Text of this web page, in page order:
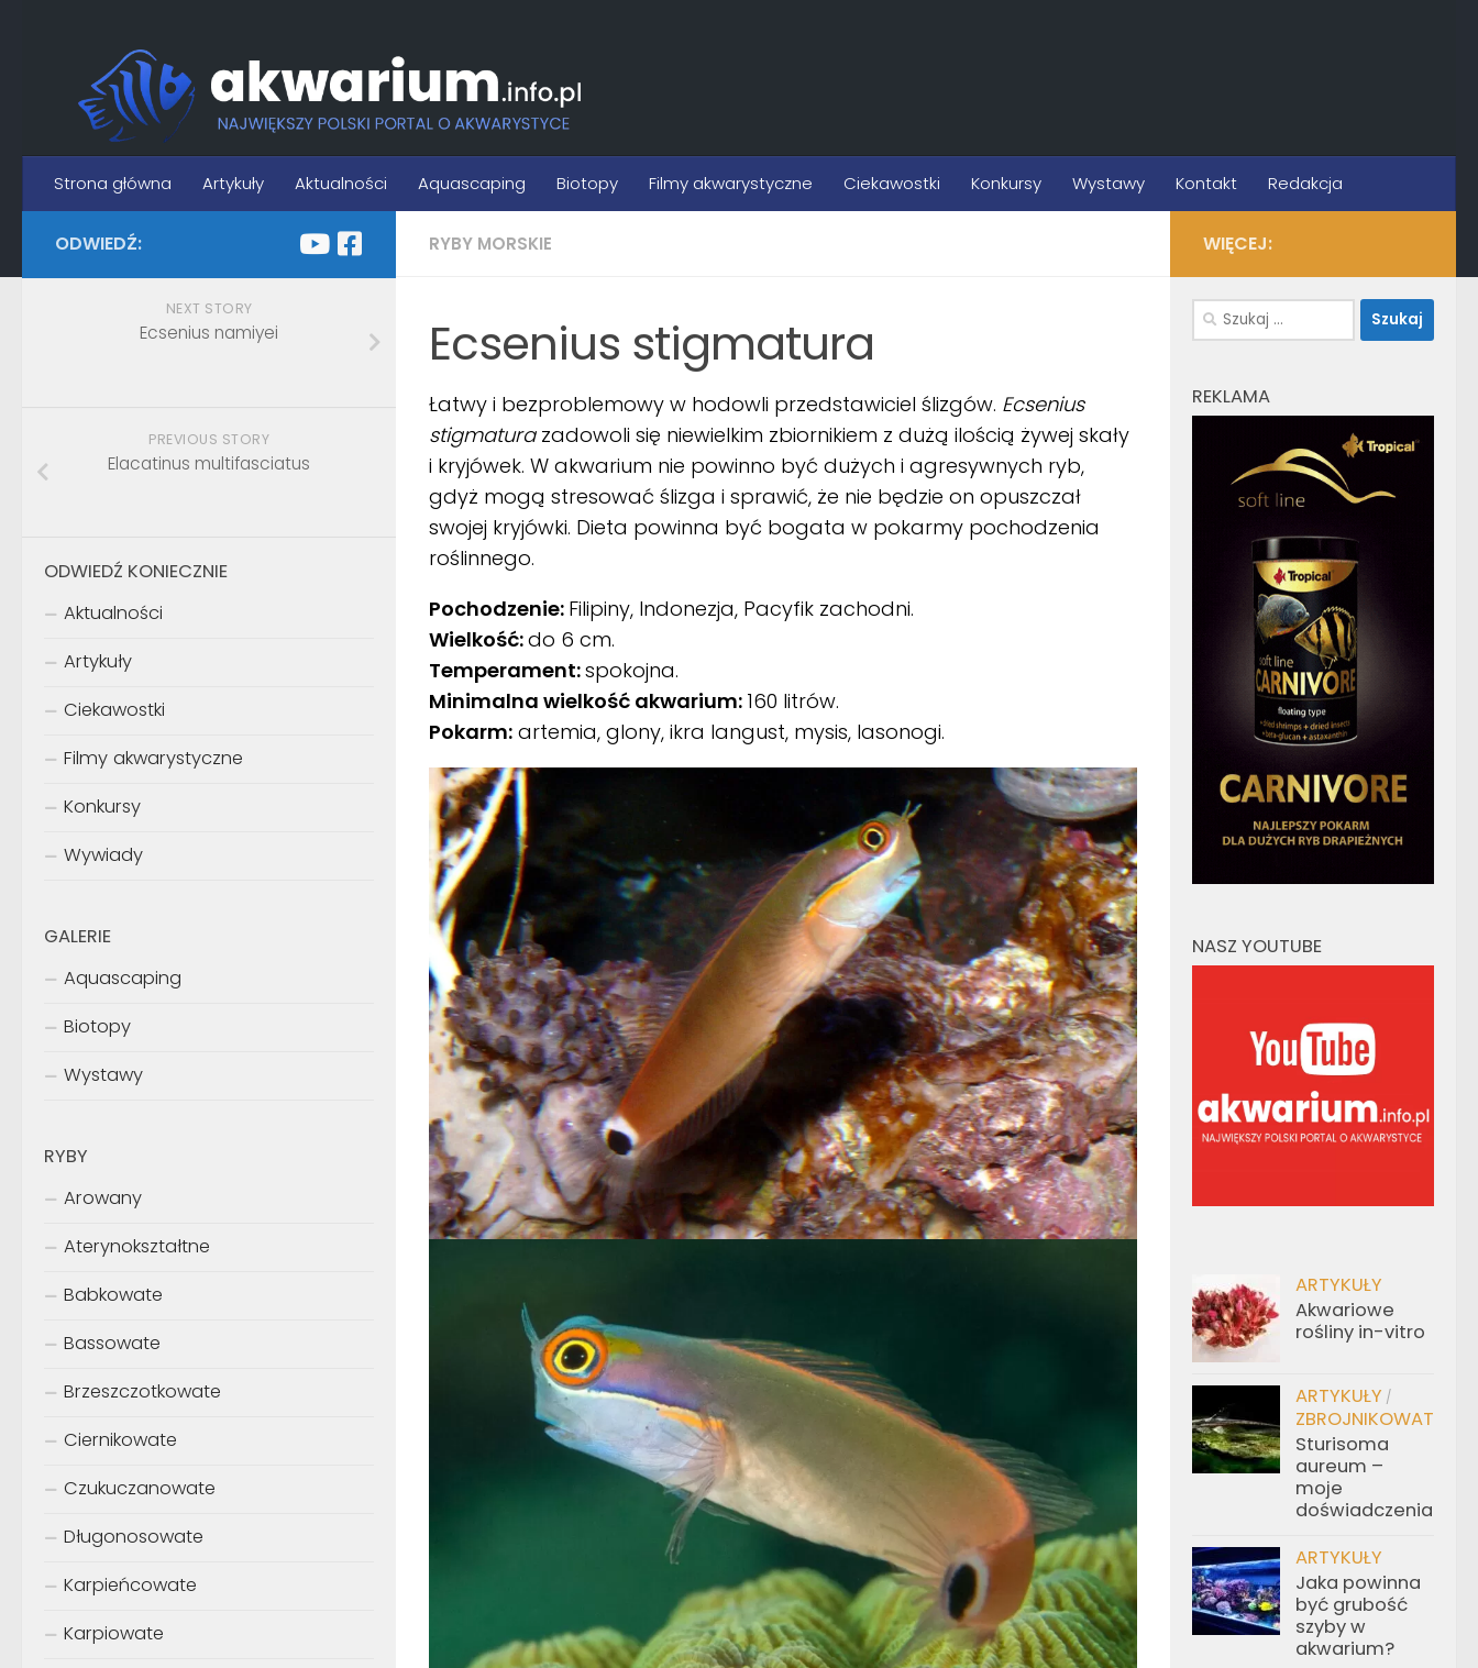
Strona główna Artykuły Aktualności Aquascaping Biotopy Filmy akwarystyczne Ciekawostki Konkursy Wystawy Kontakt Redakcja
RYBY MORSKIE
Ecsenius stigmatura
Łatwy i bezproblemowy w hodowli przedstawiciel ślizgów. Ecsenius
stigmatura zadowoli się niewielkim zbiornikiem z dużą ilością żywej skały
i kryjówek. W akwarium nie powinno być dużych i agresywnych ryb,
gdyż mogą stresować ślizga i sprawić, że nie będzie on opuszczał
swojej kryjówki. Dieta powinna być bogata w pokarmy pochodzenia
roślinnego.
Pochodzenie: Filipiny, Indonezja, Pacyfik zachodni.
Wielkość:do 6 cm.
Temperament:spokojna.
Minimalna wielkość akwarium: 160 litrów.
Pokarm: artemia, glony, ikra langust, mysis, lasonogi.
ODWIEDŹ:
NEXT STORY
Ecsenius namiyei
PREVIOUS STORY
Elacatinus multifasciatus
ODWIEDŹ KONIECZNIE
Aktualności
Artykuły
Ciekawostki
Filmy akwarystyczne
Konkursy
Wywiady
GALERIE
Aquascaping
Biotopy
Wystawy
RYBY
Arowany
Aterynokształtne
Babkowate
Bassowate
Brzeszczotkowate
Ciernikowate
Czukuczanowate
Długonosowate
Karpieńcowate
Karpiowate
WIĘCEJ:
Szukaj:
REKLAMA
NASZ YOUTUBE
ARTYKUŁY
Akwariowe
rośliny in-vitro
ARTYKUŁY /
ZBROJNIKOWATE
Sturisoma
aureum –
moje
doświadczenia
ARTYKUŁY
Jaka powinna
być grubość
szyby w
akwarium?